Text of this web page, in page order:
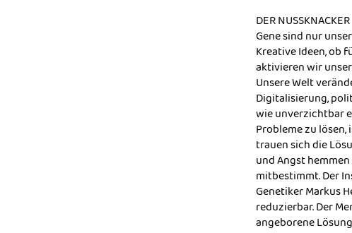
DER NUSSKNACKER
Gene sind nur
Kreative Ideen, ob
aktivieren wir
Unsere Welt
Digitalisierung,
wie unverzichtbar
Probleme zu
trauen sich die
und Angst
mitbestimmt. Der
Genetiker Markus
reduzierbar. Der
angeborene